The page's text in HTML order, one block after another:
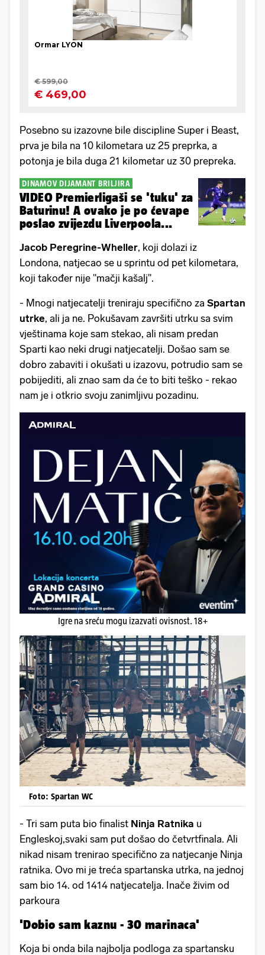
Posebno su izazovne bile discipline Super i Beast,
prva je bila na 10 kilometara uz 25 preprka, a
potonja je bila duga 21 kilometar uz 30 prepreka.
DINAMOV DIJAMANT BRILJIRA
VIDEO Premierligaši se 'tuku' za
Baturinu! A ovako je po ćevape
poslao zvijezdu Liverpoola...
Jacob Peregrine-Wheller, koji dolazi iz
Londona, natjecao se u sprintu od pet kilometara,
koji također nije "mačji kašalj".
- Mnogi natjecatelji treniraju specifično za Spartan
utrke, ali ja ne. Pokušavam završiti utrku sa svim
vještinama koje sam stekao, ali nisam predan
Sparti kao neki drugi natjecatelji. Došao sam se
dobro zabaviti i okušati u izazovu, potrudio sam se
pobijediti, ali znao sam da će to biti teško - rekao
nam je i otkrio svoju zanimljivu pozadinu.
Igre na sreću mogu izazvati ovisnost. 18+
Foto: Spartan WC
- Tri sam puta bio finalist Ninja Ratnika u
Engleskoj,svaki sam put došao do četvrtfinala. Ali
nikad nisam trenirao specifično za natjecanje Ninja
ratnika. Ovo mi je treća spartanska utrka, na jednoj
sam bio 14. od 1414 natjecatelja. Inače živim od
parkoura
'Dobio sam kaznu - 30 marinaca'
Koja bi onda bila najbolja podloga za spartansku